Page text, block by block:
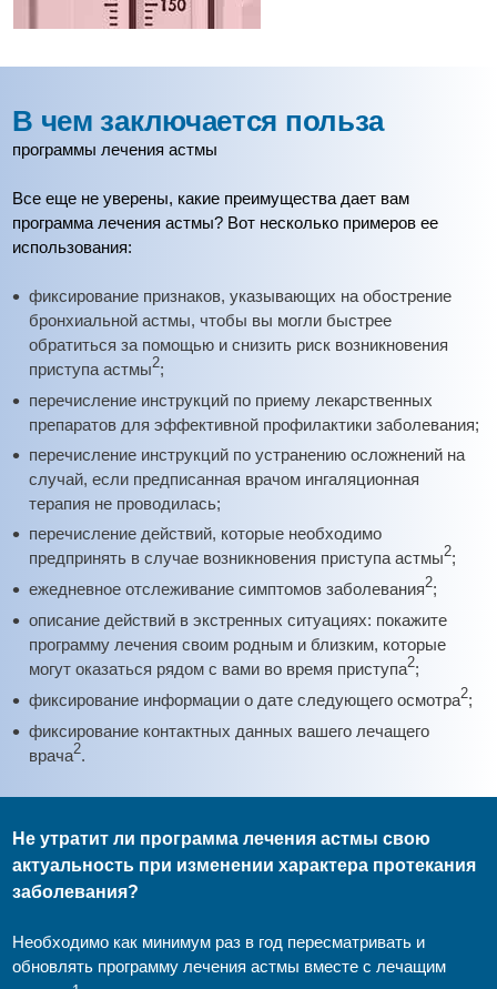
В чем заключается польза
программы лечения астмы
Все еще не уверены, какие преимущества дает вам
программа лечения астмы? Вот несколько примеров ее
использования:
фиксирование признаков, указывающих на обострение
бронхиальной астмы, чтобы вы могли быстрее
обратиться за помощью и снизить риск возникновения
приступа астмы2;
перечисление инструкций по приему лекарственных
препаратов для эффективной профилактики заболевания;
перечисление инструкций по устранению осложнений на
случай, если предписанная врачом ингаляционная
терапия не проводилась;
перечисление действий, которые необходимо
предпринять в случае возникновения приступа астмы2;
ежедневное отслеживание симптомов заболевания2;
описание действий в экстренных ситуациях: покажите
программу лечения своим родным и близким, которые
могут оказаться рядом с вами во время приступа2;
фиксирование информации о дате следующего осмотра2;
фиксирование контактных данных вашего лечащего
врача2.
Не утратит ли программа лечения астмы свою
актуальность при изменении характера протекания
заболевания?
Необходимо как минимум раз в год пересматривать и
обновлять программу лечения астмы вместе с лечащим